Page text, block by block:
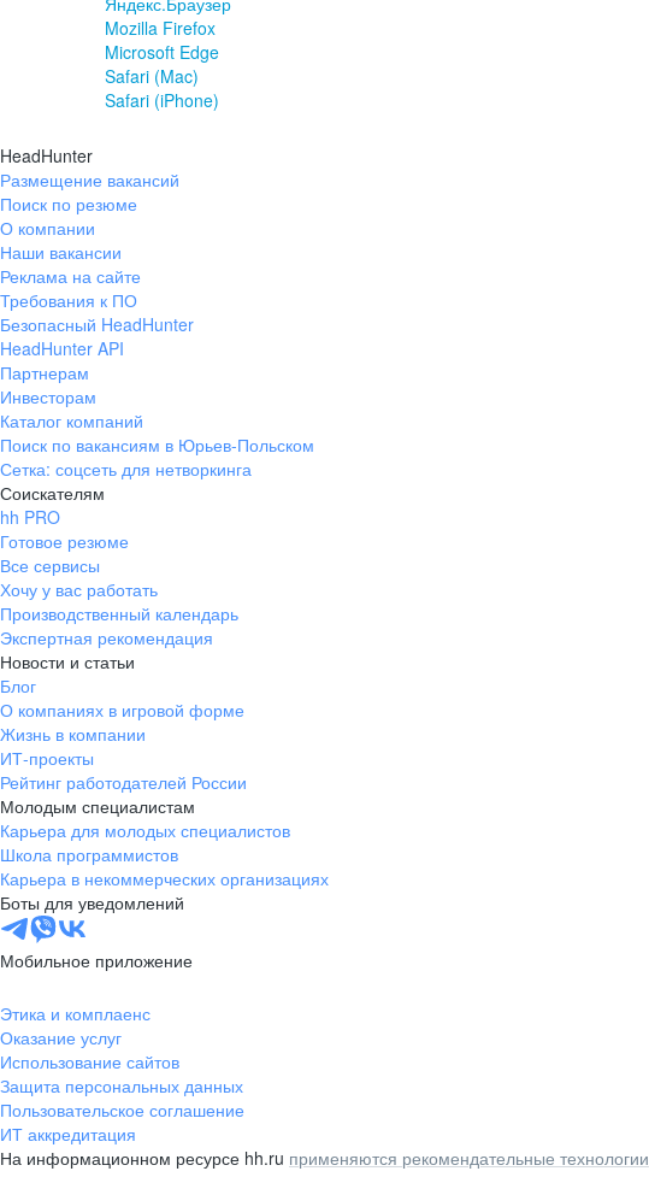
Mozilla Firefox
Microsoft Edge
Safari (Mac)
Safari (iPhone)
HeadHunter
Размещение вакансий
Поиск по резюме
О компании
Наши вакансии
Реклама на сайте
Требования к ПО
Безопасный HeadHunter
HeadHunter API
Партнерам
Инвесторам
Каталог компаний
Поиск по вакансиям в Юрьев-Польском
Сетка: соцсеть для нетворкинга
Соискателям
hh PRO
Готовое резюме
Все сервисы
Хочу у вас работать
Производственный календарь
Экспертная рекомендация
Новости и статьи
Блог
О компаниях в игровой форме
Жизнь в компании
ИТ-проекты
Рейтинг работодателей России
Молодым специалистам
Карьера для молодых специалистов
Школа программистов
Карьера в некоммерческих организациях
Боты для уведомлений
Мобильное приложение
Этика и комплаенс
Оказание услуг
Использование сайтов
Защита персональных данных
Пользовательское соглашение
ИТ аккредитация
На информационном ресурсе hh.ru применяются рекомендательные технологии